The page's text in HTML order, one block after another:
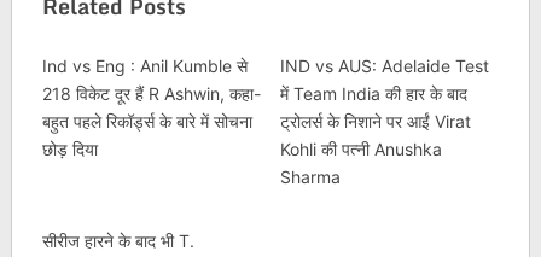
Ind vs Eng : Anil Kumble से
218 विकेट दूर हैं R Ashwin, कहा-
बहुत पहले रिकॉर्ड्स के बारे में सोचना
छोड़ दिया
IND vs AUS: Adelaide Test
में Team India की हार के बाद
ट्रोलर्स के निशाने पर आईं Virat
Kohli की पत्नी Anushka
Sharma
सीरीज हारने के बाद भी T.